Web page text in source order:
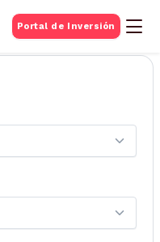
Portal de Inversión